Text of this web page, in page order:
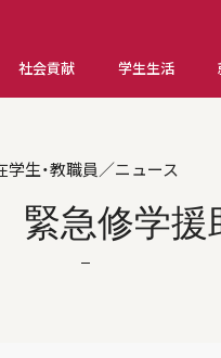
社会貢献 学生生活
学生・教職員／ニュース
緊急修学